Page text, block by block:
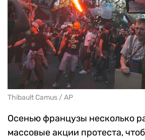
Thibault Camus / AP
Осенью французы несколько
массовые акции протеста,